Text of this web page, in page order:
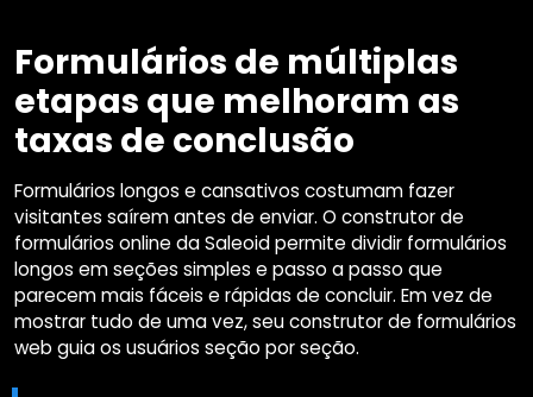
Formulários de múltiplas
etapas que melhoram as
taxas de conclusão
Formulários longos e cansativos costumam fazer
visitantes saírem antes de enviar. O construtor de
formulários online da Saleoid permite dividir formulários
longos em seções simples e passo a passo que
parecem mais fáceis e rápidas de concluir. Em vez de
mostrar tudo de uma vez, seu construtor de formulários
web guia os usuários seção por seção.